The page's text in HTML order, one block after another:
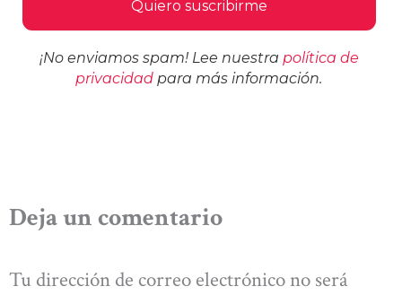
¡No enviamos spam! Lee nuestra política de
privacidad para más información.
Deja un comentario
Tu dirección de correo electrónico no será